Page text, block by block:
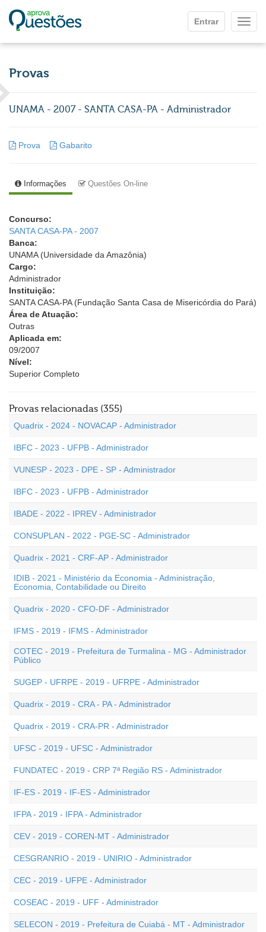
Entrar
Provas
UNAMA - 2007 - SANTA CASA-PA - Administrador
Prova Gabarito
Informações Questões On-line
Concurso:
SANTA CASA-PA - 2007
Banca:
UNAMA (Universidade da Amazônia)
Cargo:
Administrador
Instituição:
SANTA CASA-PA (Fundação Santa Casa de Misericórdia do Pará)
Área de Atuação:
Outras
Aplicada em:
09/2007
Nível:
Superior Completo
Provas relacionadas (355)
Quadrix - 2024 - NOVACAP - Administrador
IBFC - 2023 - UFPB - Administrador
VUNESP - 2023 - DPE - SP - Administrador
IBFC - 2023 - UFPB - Administrador
IBADE - 2022 - IPREV - Administrador
CONSUPLAN - 2022 - PGE-SC - Administrador
Quadrix - 2021 - CRF-AP - Administrador
IDIB - 2021 - Ministério da Economia - Administração,
Economia, Contabilidade ou Direito
Quadrix - 2020 - CFO-DF - Administrador
IFMS - 2019 - IFMS - Administrador
COTEC - 2019 - Prefeitura de Turmalina - MG - Administrador
Público
SUGEP - UFRPE - 2019 - UFRPE - Administrador
Quadrix - 2019 - CRA - PA - Administrador
Quadrix - 2019 - CRA-PR - Administrador
UFSC - 2019 - UFSC - Administrador
FUNDATEC - 2019 - CRP 7ª Região RS - Administrador
IF-ES - 2019 - IF-ES - Administrador
IFPA - 2019 - IFPA - Administrador
CEV - 2019 - COREN-MT - Administrador
CESGRANRIO - 2019 - UNIRIO - Administrador
CEC - 2019 - UFPE - Administrador
COSEAC - 2019 - UFF - Administrador
SELECON - 2019 - Prefeitura de Cuiabá - MT - Administrador